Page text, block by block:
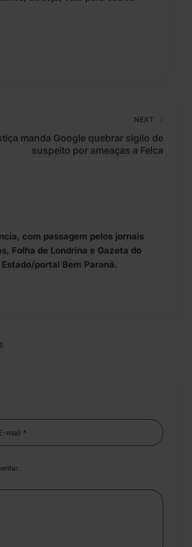
NEXT
manda Google quebrar sigilo de
suspeito por ameaças a Felca
com passagem pelos jornais
Folha de Londrina e Gazeta do
portal Bem Paraná.